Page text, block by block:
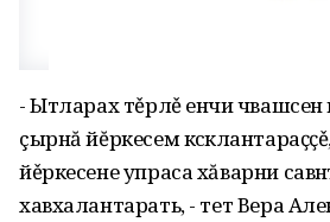
- Ытларах тěрлě енчи чӑвашсен
çырнă йĕркесем кӑсӑклантараҫҫě,
йěркесене упраса хăварни
хавхалантарать, - тет Вера